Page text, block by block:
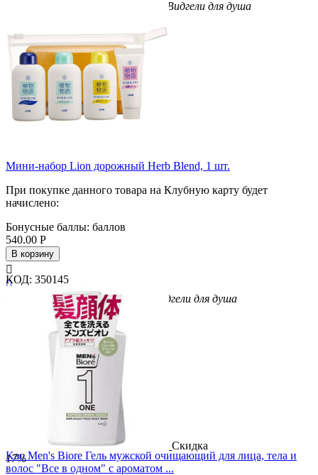
Видгели для душа
Мини-набор Lion дорожный Herb Blend, 1 шт.
При покупке данного товара на Клубную карту будет
начислено:
Бонусные баллы: баллов
540.00 Р
В корзину


Lion Вес/Объем/Кол-во Видгели для душа
КОД: 350145
Скидка
17%
Kao Men's Biore Гель мужской очищающий для лица, тела и
волос "Все в одном" с ароматом ...